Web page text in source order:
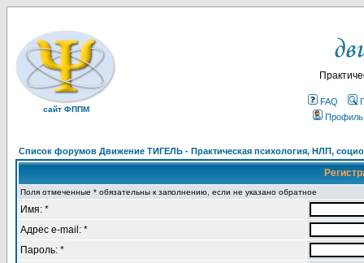
сайт ФППМ
FAQ
Профиль
Список форумов Движение ТИГЕЛЬ - Практическая психология, НЛП,
Поля отмеченные * обязательны к заполнению, если не указано обратное
Имя: *
Адрес e-mail: *
Пароль: *